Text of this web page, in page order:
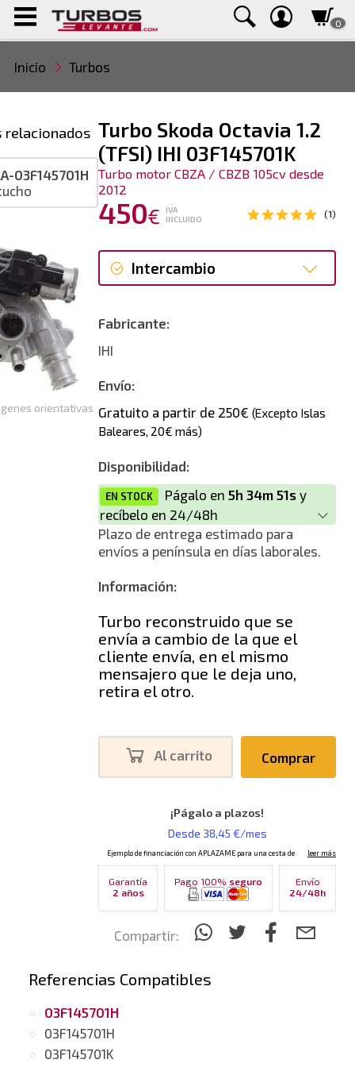
0
Inicio Turbos
Turbo Skoda Octavia 1.2
(TFSI) IHI 03F145701K
Turbo motor CBZA / CBZB 105cv desde
2012
450€
IVA
INCLUIDO
(1)
Intercambio
Fabricante:
IHI
Envío:
Gratuito a partir de 250€ (Excepto Islas
Baleares, 20€ más)
Disponibilidad:
EN STOCK Págalo en 5h 34m 51s y
recíbelo en 24/48h
Plazo de entrega estimado para
envíos a península en días laborales.
Información:
Turbo reconstruido que se
envía a cambio de la que el
cliente envía, en el mismo
mensajero que le deja uno,
retira el otro.
Al carrito Comprar
Garantía
2 años
Pago 100% seguro
Envío
24/48h
Compartir:
orientativas
relacionados
03F145701H
Referencias Compatibles
03F145701H
03F145701H
03F145701K